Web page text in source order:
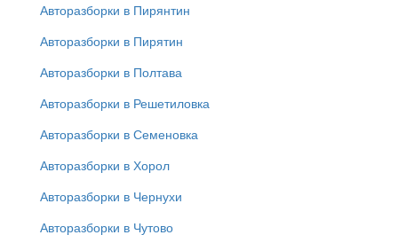
Авторазборки в Пирянтин
Авторазборки в Пирятин
Авторазборки в Полтава
Авторазборки в Решетиловка
Авторазборки в Семеновка
Авторазборки в Хорол
Авторазборки в Чернухи
Авторазборки в Чутово